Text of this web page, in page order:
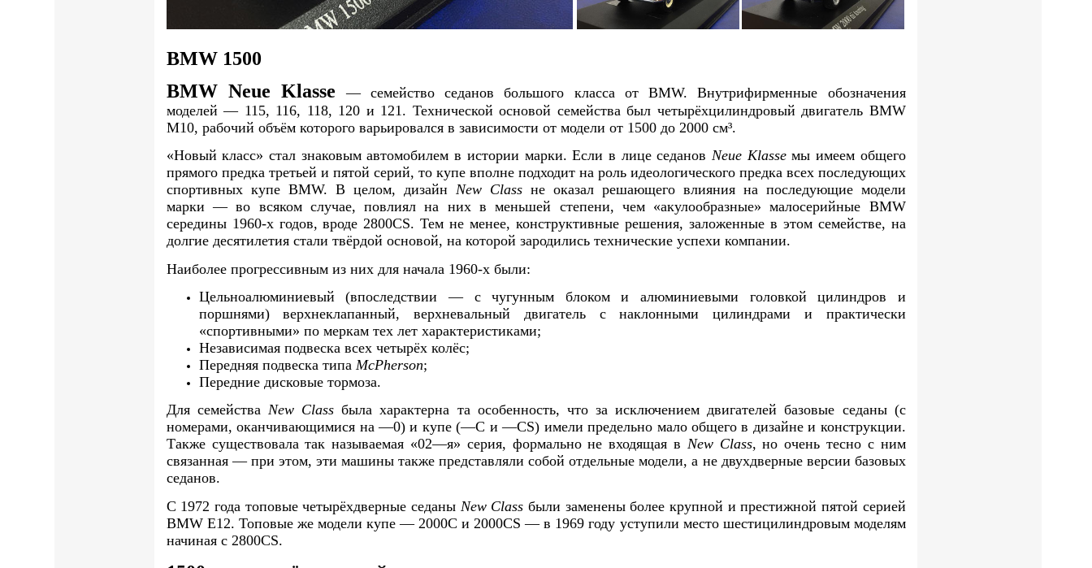
BMW 1500
BMW Neue Klasse — семейство седанов большого класса от BMW. Внутрифирменные обозначения
моделей — 115, 116, 118, 120 и 121. Технической основой семейства был четырёхцилиндровый двигатель BMW
M10, рабочий объём которого варьировался в зависимости от модели от 1500 до 2000 см³.
«Новый класс» стал знаковым автомобилем в истории марки. Если в лице седанов Neue Klasseмы имеем общего
прямого предка третьей и пятой серий, то купе вполне подходит на роль идеологического предка всех последующих
спортивных купе BMW. В целом, дизайн New Classне оказал решающего влияния на последующие модели
марки — во всяком случае, повлиял на них в меньшей степени, чем «акулообразные» малосерийные BMW
середины 1960-х годов, вроде 2800CS. Тем не менее, конструктивные решения, заложенные в этом семействе, на
долгие десятилетия стали твёрдой основой, на которой зародились технические успехи компании.
Наиболее прогрессивным из них для начала 1960-х были:
Цельноалюминиевый (впоследствии — с чугунным блоком и алюминиевыми головкой цилиндров и
поршнями) верхнеклапанный, верхневальный двигатель с наклонными цилиндрами и практически
«спортивными» по меркам тех лет характеристиками;
Независимая подвеска всех четырёх колёс;
Передняя подвеска типа McPherson;
Передние дисковые тормоза.
Для семейства New Class была характерна та особенность, что за исключением двигателей базовые седаны (с
номерами, оканчивающимися на —0) и купе (—С и —CS) имели предельно мало общего в дизайне и конструкции.
Также существовала так называемая «02—я» серия, формально не входящая в New Class, но очень тесно с ним
связанная — при этом, эти машины также представляли собой отдельные модели, а не двухдверные версии базовых
седанов.
С 1972 года топовые четырёхдверные седаны New Class были заменены более крупной и престижной пятой серией
BMW E12. Топовые же модели купе — 2000С и 2000CS — в 1969 году уступили место шестицилиндровым моделям
начиная с 2800CS.